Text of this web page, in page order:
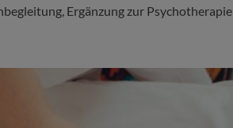
Ergänzung zur Psychotherapie